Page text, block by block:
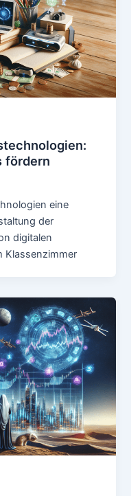
fördern
eine
der
digitalen
Klassenzimmer